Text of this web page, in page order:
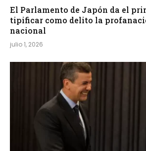
El Parlamento de Japón da el
tipificar como delito la
nacional
julio 1, 2026